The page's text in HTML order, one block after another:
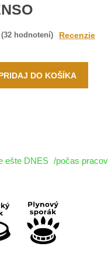
(32 hodnotení) Recenzie
ešte DNES /počas